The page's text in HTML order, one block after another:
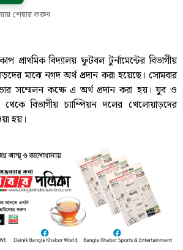
শেয়ার করুন
প্রাথমিক বিদ্যালয় ফুটবল টুর্নামেন্টের বিভাগীয়
মাঝে নগদ অর্থ প্রদান করা হয়েছে। সোমবার
সম্মেলন কক্ষে এ অর্থ প্রদান করা হয়। যুব ও
থেকে বিভাগীয় চ্যাম্পিয়ন দলের খেলোয়াড়দের
হয়।